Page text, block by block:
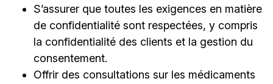
S’assurer que toutes les exigences en matière
de confidentialité sont respectées, y compris
la confidentialité des clients et la gestion du
consentement.
Offrir des consultations sur les médicaments